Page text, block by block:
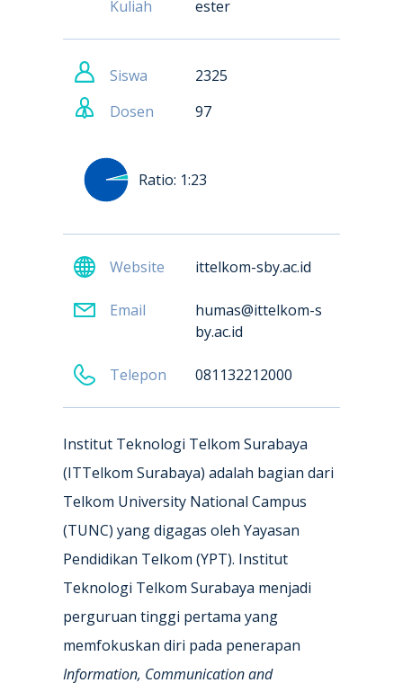
Kuliah
ester
Siswa
Dosen
2325
97
Ratio: 1:23
Website ittelkom-sby.ac.id
Email
humas@ittelkom-s
by.ac.id
Telepon 081132212000
Institut Teknologi Telkom Surabaya
(ITTelkom Surabaya) adalah bagian dari
Telkom University National Campus
(TUNC) yang digagas oleh Yayasan
Pendidikan Telkom (YPT). Institut
Teknologi Telkom Surabaya menjadi
perguruan tinggi pertama yang
memfokuskan diri pada penerapan
Information, Communication and